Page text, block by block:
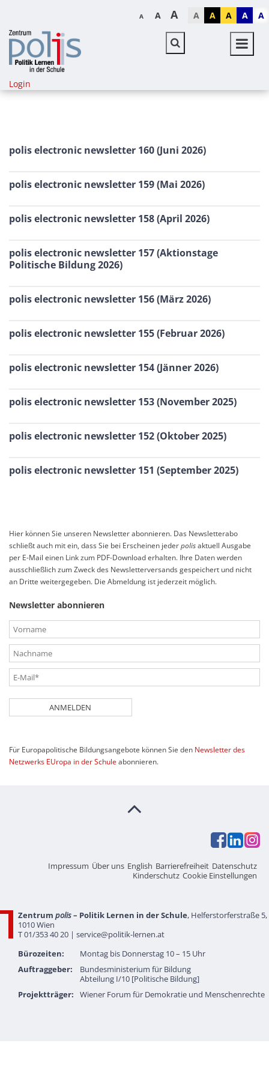
A A A A A A A A
Login
polis electronic newsletter 160 (Juni 2026)
polis electronic newsletter 159 (Mai 2026)
polis electronic newsletter 158 (April 2026)
polis electronic newsletter 157 (Aktionstage
Politische Bildung 2026)
polis electronic newsletter 156 (März 2026)
polis electronic newsletter 155 (Februar 2026)
polis electronic newsletter 154 (Jänner 2026)
polis electronic newsletter 153 (November 2025)
polis electronic newsletter 152 (Oktober 2025)
polis electronic newsletter 151 (September 2025)
Hier können Sie unseren Newsletter abonnieren. Das Newsletterabo
schließt auch mit ein, dass Sie bei Erscheinen jederpolisaktuell Ausgabe
per E-Mail einen Link zum PDF-Download erhalten. Ihre Daten werden
ausschließlich zum Zweck des Newsletterversands gespeichert und nicht
an Dritte weitergegeben. Die Abmeldung ist jederzeit möglich.
Newsletter abonnieren
Tracking ID
Reference
Fax
Für Europapolitische Bildungsangebote können Sie den Newsletter des
Netzwerks EUropa in der Schule abonnieren.
Impressum Über uns English Barrierefreiheit Datenschutz
Kinderschutz Cookie Einstellungen
Zentrum polis– Politik Lernen in der Schule, Helferstorferstraße 5,
1010 Wien
T 01/353 40 20 | service@politik-lernen.at
Bürozeiten:
Montag bis Donnerstag 10 – 15 Uhr
Auftraggeber:
Bundesministerium für Bildung
Abteilung I/10 [Politische Bildung]
Projektträger:
Wiener Forum für Demokratie und Menschenrechte